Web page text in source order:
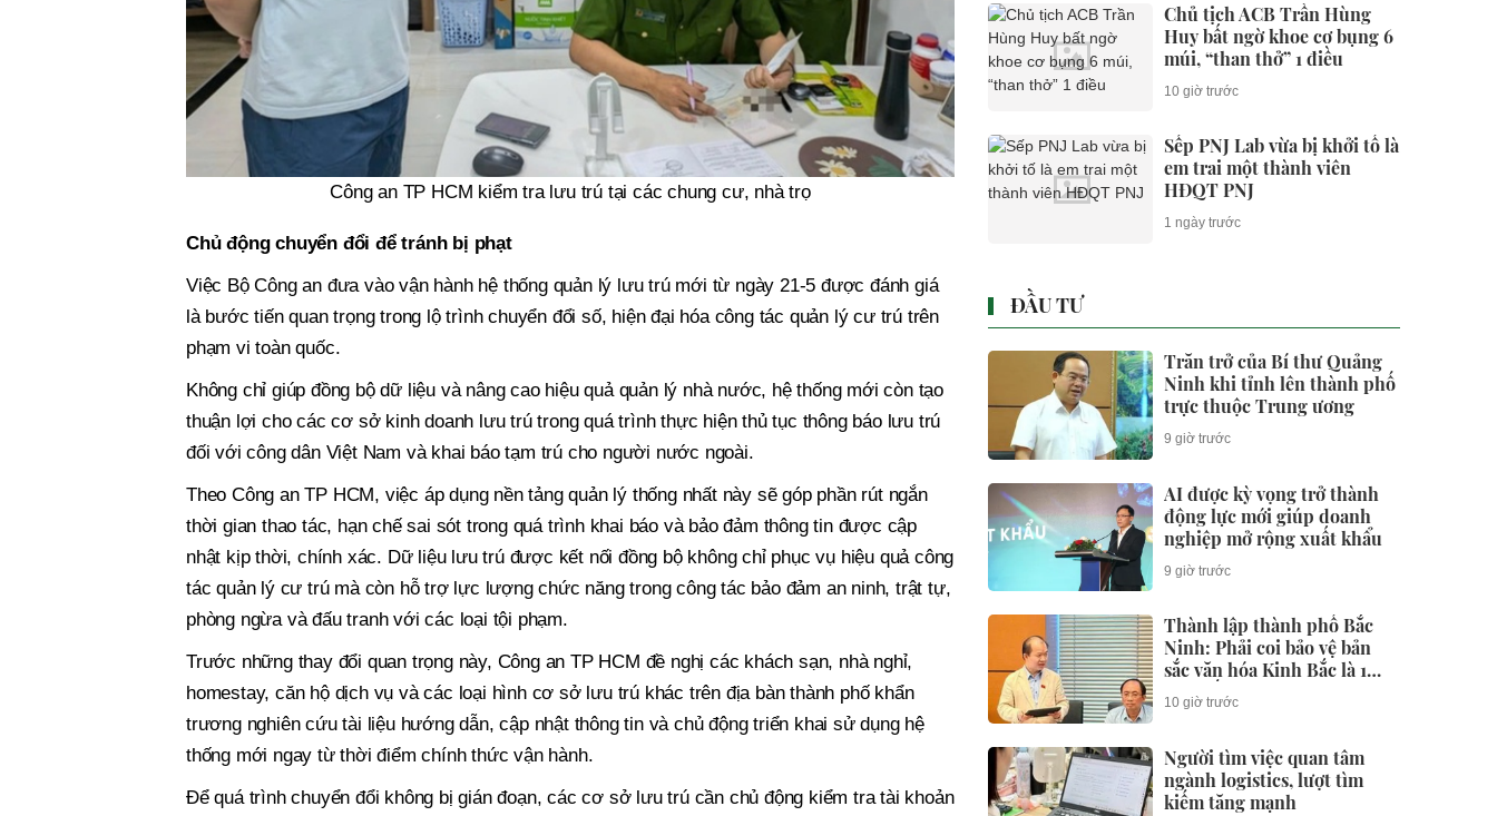
Công an TP HCM kiểm tra lưu trú tại các chung cư, nhà trọ
Chủ động chuyển đổi để tránh bị phạt
Việc Bộ Công an đưa vào vận hành hệ thống quản lý lưu trú mới từ ngày 21-5 được đánh giá
là bước tiến quan trọng trong lộ trình chuyển đổi số, hiện đại hóa công tác quản lý cư trú trên
phạm vi toàn quốc.
Không chỉ giúp đồng bộ dữ liệu và nâng cao hiệu quả quản lý nhà nước, hệ thống mới còn tạo
thuận lợi cho các cơ sở kinh doanh lưu trú trong quá trình thực hiện thủ tục thông báo lưu trú
đối với công dân Việt Nam và khai báo tạm trú cho người nước ngoài.
Theo Công an TP HCM, việc áp dụng nền tảng quản lý thống nhất này sẽ góp phần rút ngắn
thời gian thao tác, hạn chế sai sót trong quá trình khai báo và bảo đảm thông tin được cập
nhật kịp thời, chính xác. Dữ liệu lưu trú được kết nối đồng bộ không chỉ phục vụ hiệu quả công
tác quản lý cư trú mà còn hỗ trợ lực lượng chức năng trong công tác bảo đảm an ninh, trật tự,
phòng ngừa và đấu tranh với các loại tội phạm.
Trước những thay đổi quan trọng này, Công an TP HCM đề nghị các khách sạn, nhà nghỉ,
homestay, căn hộ dịch vụ và các loại hình cơ sở lưu trú khác trên địa bàn thành phố khẩn
trương nghiên cứu tài liệu hướng dẫn, cập nhật thông tin và chủ động triển khai sử dụng hệ
thống mới ngay từ thời điểm chính thức vận hành.
Để quá trình chuyển đổi không bị gián đoạn, các cơ sở lưu trú cần chủ động kiểm tra tài khoản
Chủ tịch ACB Trần Hùng
Huy bất ngờ khoe cơ bụng 6
múi, “than thở” 1 điều
10 giờ trước
Sếp PNJ Lab vừa bị khởi tố là
em trai một thành viên
HĐQT PNJ
1 ngày trước
ĐẦU TƯ
Trăn trở của Bí thư Quảng
Ninh khi tỉnh lên thành phố
trực thuộc Trung ương
9 giờ trước
AI được kỳ vọng trở thành
động lực mới giúp doanh
nghiệp mở rộng xuất khẩu
9 giờ trước
Thành lập thành phố Bắc
Ninh: Phải coi bảo vệ bản
sắc văn hóa Kinh Bắc là 1
cam kết chính trị và trách
nhiệm pháp lý lâu dài
10 giờ trước
Người tìm việc quan tâm
ngành logistics, lượt tìm
kiếm tăng mạnh